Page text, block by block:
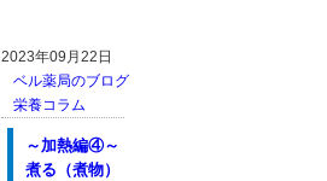
2023年09月22日
ベル薬局のブログ
栄養コラム
～加熱編④～
煮る（煮物）